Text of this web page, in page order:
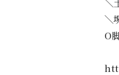
＼
O